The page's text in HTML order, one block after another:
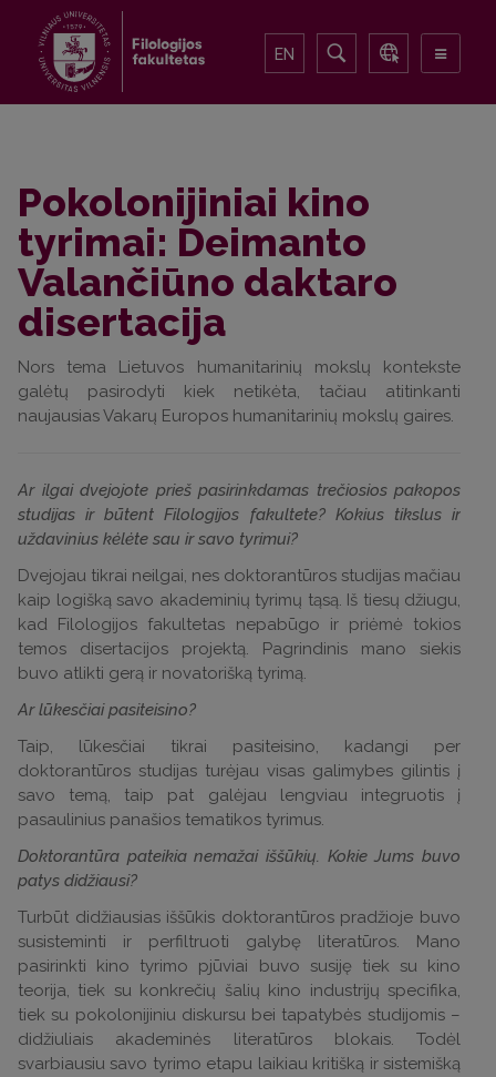
EN
Pokolonijiniai kino
tyrimai: Deimanto
Valančiūno daktaro
disertacija
Nors tema Lietuvos humanitarinių mokslų kontekste
galėtų pasirodyti kiek netikėta, tačiau atitinkanti
naujausias Vakarų Europos humanitarinių mokslų gaires.
Ar ilgai dvejojote prieš pasirinkdamas trečiosios pakopos
studijas ir būtent Filologijos fakultete? Kokius tikslus ir
uždavinius kėlėte sau ir savo tyrimui?
Dvejojau tikrai neilgai, nes doktorantūros studijas mačiau
kaip logišką savo akademinių tyrimų tąsą. Iš tiesų džiugu,
kad Filologijos fakultetas nepabūgo ir priėmė tokios
temos disertacijos projektą. Pagrindinis mano siekis
buvo atlikti gerą ir novatorišką tyrimą.
Ar lūkesčiai pasiteisino?
Taip, lūkesčiai tikrai pasiteisino, kadangi per
doktorantūros studijas turėjau visas galimybes gilintis į
savo temą, taip pat galėjau lengviau integruotis į
pasaulinius panašios tematikos tyrimus.
Doktorantūra pateikia nemažai iššūkių. Kokie Jums buvo
patys didžiausi?
Turbūt didžiausias iššūkis doktorantūros pradžioje buvo
susisteminti ir perfiltruoti galybę literatūros. Mano
pasirinkti kino tyrimo pjūviai buvo susiję tiek su kino
teorija, tiek su konkrečių šalių kino industrijų specifika,
tiek su pokolonijiniu diskursu bei tapatybės studijomis –
didžiuliais akademinės literatūros blokais. Todėl
svarbiausiu savo tyrimo etapu laikiau kritišką ir sistemišką